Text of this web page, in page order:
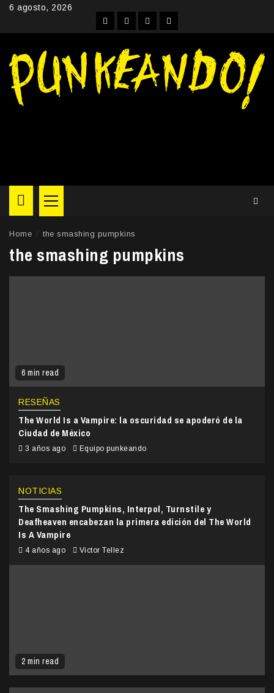
Skip6 agosto, 2026
FacebookInstagram
YouTubeTwitter
Primary
Menu
Home the smashing pumpkins
the smashing pumpkins
6 min read
RESEÑAS
The World Is a Vampire: la oscuridad se apoderó de la
Ciudad de México
3 años ago Equipo punkeando
2 min read
NOTICIAS
The Smashing Pumpkins, Interpol, Turnstile y
Deafheaven encabezan la primera edición del The World
Is A Vampire
4 años ago Victor Tellez